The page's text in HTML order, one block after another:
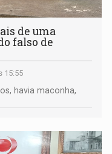
de uma
falso de
15:55
havia maconha,